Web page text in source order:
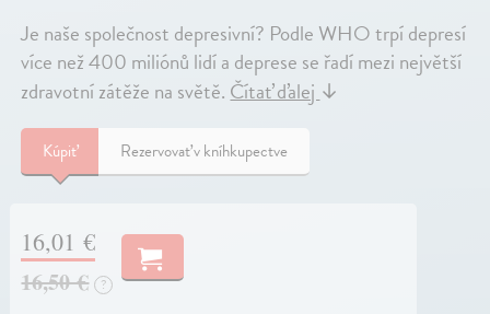
Je naše společnost depresivní? Podle WHO trpí depresí
více než 400 miliónů lidí a deprese se řadí mezi největší
zdravotní zátěže na světě. Čítať ďalej ↓
Kúpiť Rezervovať v kníhkupectve
16,01 €
16,50 €
?